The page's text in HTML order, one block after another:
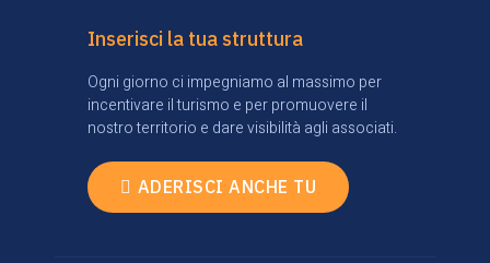
Inserisci la tua struttura
Ogni giorno ci impegniamo al massimo per
incentivare il turismo e per promuovere il
nostro territorio e dare visibilità agli associati.
ADERISCI ANCHE TU